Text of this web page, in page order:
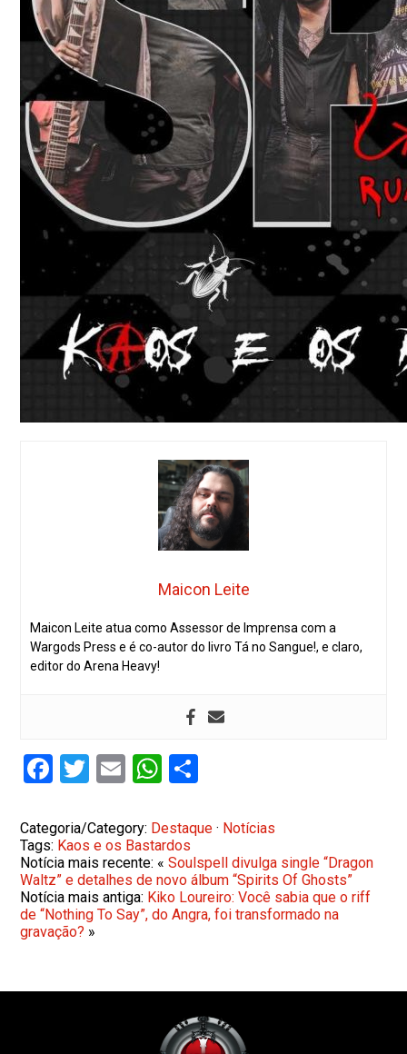
Maicon Leite
Maicon Leite atua como Assessor de Imprensa com a
Wargods Press e é co-autor do livro Tá no Sangue!, e claro,
editor do Arena Heavy!
Facebook
Twitter
EmailWhatsApp
Categoria/Category: Destaque · Notícias
Tags: Kaos e os Bastardos
Notícia mais recente: «Soulspell divulga single “Dragon
Waltz” e detalhes de novo álbum “Spirits Of Ghosts”
Notícia mais antiga: Kiko Loureiro: Você sabia que o riff
de “Nothing To Say”, do Angra, foi transformado na
gravação? »